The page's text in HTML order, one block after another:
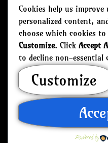
Cookies help us
personalized content,
choose which cookies
Customize. Click Accept
to decline non-essential
Customize
Powered by